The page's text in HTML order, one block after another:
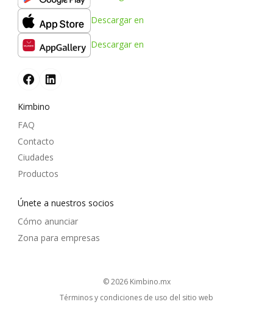
Descargar en
Descargar en
Kimbino
FAQ
Contacto
Ciudades
Productos
Únete a nuestros socios
Cómo anunciar
Zona para empresas
© 2026 kimbino.mx
Términos y condiciones de uso del sitio web